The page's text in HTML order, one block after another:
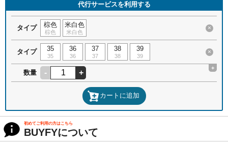
代行サービスを利用する
タイプ 棕色
棕色
米白色
米白色
×
タイプ 35
35
36
36
37
37
38
38
39
39
×
数量 - +
+
カートに追加
初めてご利用の方はこちら
BUYFYについて